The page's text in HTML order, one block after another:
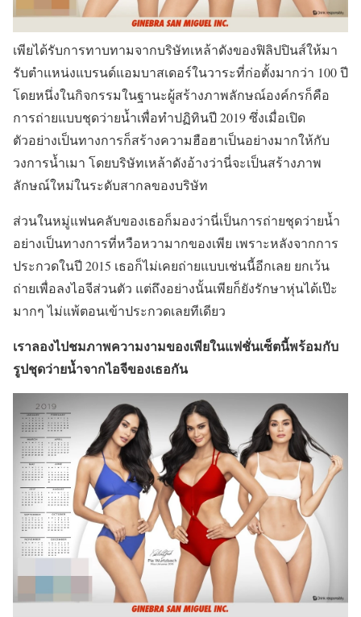
เพียได้รับการทาบทามจากบริษัทเหล้าดังของฟิลิปปินส์ให้มา
รับตำแหน่งแบรนด์แอมบาสเดอร์ในวาระที่ก่อตั้งมากว่า 100 ปี
โดยหนึ่งในกิจกรรมในฐานะผู้สร้างภาพลักษณ์องค์กรก็คือ
การถ่ายแบบชุดว่ายน้ำเพื่อทำปฏิทินปี 2019 ซึ่งเมื่อเปิด
ตัวอย่างเป็นทางการก็สร้างความฮือฮาเป็นอย่างมากให้กับ
วงการน้ำเมา โดยบริษัทเหล้าดังอ้างว่านี่จะเป็นสร้างภาพ
ลักษณ์ใหม่ในระดับสากลของบริษัท
ส่วนในหมู่แฟนคลับของเธอก็มองว่านี่เป็นการถ่ายชุดว่ายน้ำ
อย่างเป็นทางการที่หวือหวามากของเพีย เพราะหลังจากการ
ประกวดในปี 2015 เธอก็ไม่เคยถ่ายแบบเช่นนี้อีกเลย ยกเว้น
ถ่ายเพื่อลงไอจีส่วนตัว แต่ถึงอย่างนั้นเพียก็ยังรักษาหุ่นได้เป๊ะ
มากๆ ไม่แพ้ตอนเข้าประกวดเลยทีเดียว
เราลองไปชมภาพความงามของเพียในแฟชั่นเซ็ตนี้พร้อมกับ
รูปชุดว่ายน้ำจากไอจีของเธอกัน